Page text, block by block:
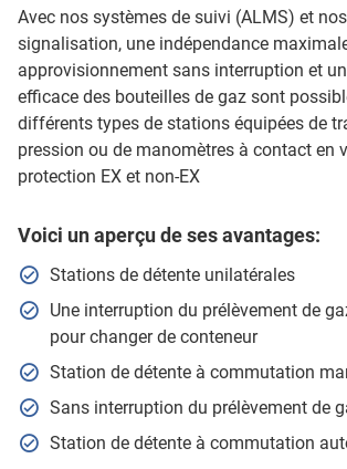
Avec nos systèmes de suivi (ALMS) et
signalisation, une indépendance
approvisionnement sans interruption et
efficace des bouteilles de gaz sont
différents types de stations équipées de
pression ou de manomètres à contact en
protection EX et non-EX
Voici un aperçu de ses avantages:
Stations de détente unilatérales
Une interruption du prélèvement de
pour changer de conteneur
Station de détente à commutation
Sans interruption du prélèvement de
Station de détente à commutation